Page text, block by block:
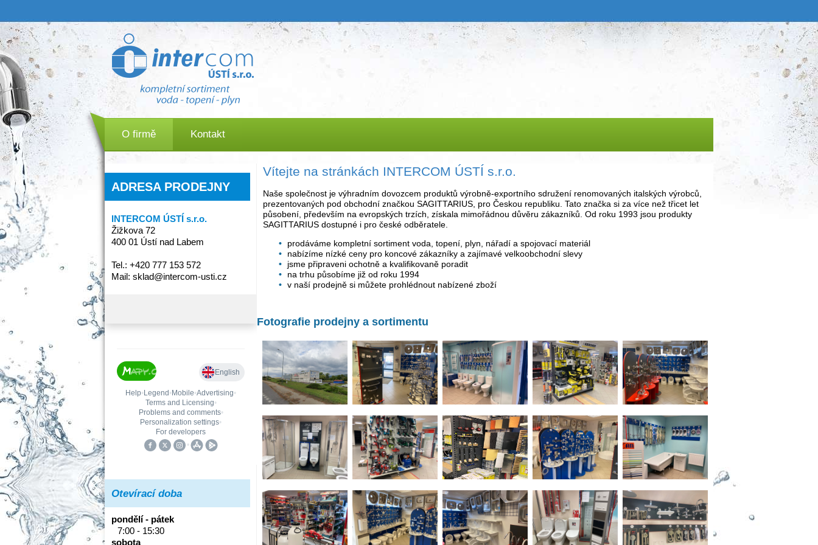
O firmě Kontakt
ADRESA PRODEJNY
INTERCOM ÚSTÍ s.r.o.
Žižkova 72
400 01 Ústí nad Labem
Tel.: +420 777 153 572
Mail: sklad@intercom-usti.cz
Otevírací doba
pondělí - pátek
7:00 - 15:30
sobota
Vítejte na stránkách INTERCOM ÚSTÍ s.r.o.
Naše společnost je výhradním dovozcem produktů výrobně-exportního sdružení renomovaných italských výrobců,
prezentovaných pod obchodní značkou SAGITTARIUS, pro Českou republiku. Tato značka si za více než třicet let
působení, především na evropských trzích, získala mimořádnou důvěru zákazníků. Od roku 1993 jsou produkty
SAGITTARIUS dostupné i pro české odběratele.
prodáváme kompletní sortiment voda, topení, plyn, nářadí a spojovací materiál
nabízíme nízké ceny pro koncové zákazníky a zajímavé velkoobchodní slevy
jsme připraveni ochotně a kvalifikovaně poradit
na trhu působíme již od roku 1994
v naší prodejně si můžete prohlédnout nabízené zboží
Fotografie prodejny a sortimentu